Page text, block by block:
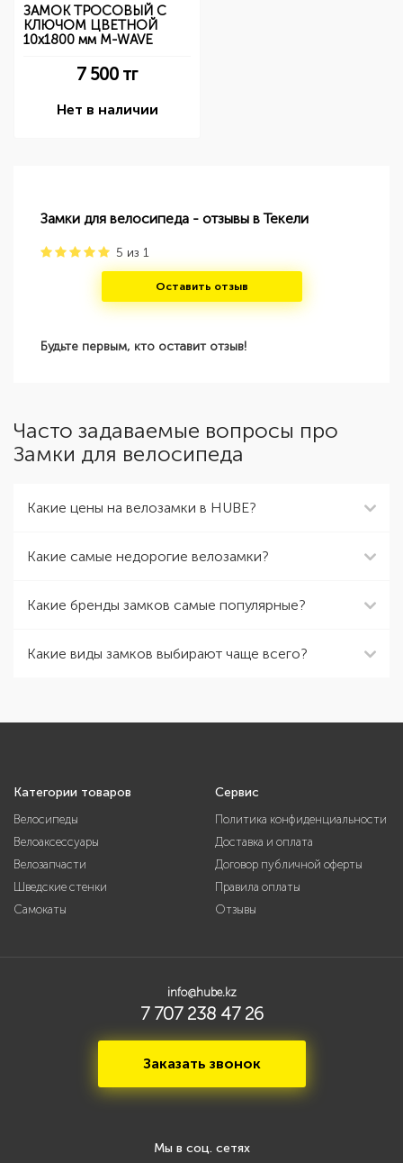
ЗАМОК ТРОСОВЫЙ С
КЛЮЧОМ ЦВЕТНОЙ
10х1800 мм M-WAVE
7 500 тг
Нет в наличии
Замки для велосипеда - отзывы в Текели
5 из 1
Оставить отзыв
Будьте первым, кто оставит отзыв!
Часто задаваемые вопросы про
Замки для велосипеда
Какие цены на велозамки в HUBE?
Какие самые недорогие велозамки?
Какие бренды замков самые популярные?
Какие виды замков выбирают чаще всего?
Категории товаров
Велосипеды
Велоаксессуары
Велозапчасти
Шведские стенки
Самокаты
Сервис
Политика конфиденциальности
Доставка и оплата
Договор публичной оферты
Правила оплаты
Отзывы
info@hube.kz
7 707 238 47 26
Заказать звонок
Мы в соц. сетях